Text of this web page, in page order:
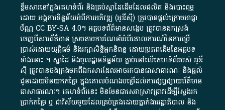
ខ្លឹមសារ​នៅ​ក្នុង​គេហទំព័រ និង​គ្រប់​ស្នា​ដៃ​ដើម​ដែល​ផលិត​ និង​បោះពុម្ព​
ដោយ​ អង្គការ​ទិន្នន័យ​អំពី​ការអភិវឌ្ឍ​​ (អូ​ឌី​ស៊ី)​ ត្រូវ​បាន​ផ្តល់​ក្រោម​អាជ្ញា
ប័ណ្ណ​CC BY-SA 4.0។​ អត្ថបទ​ព័ត៌មាន​សង្ខេប​ ត្រូវ​បាន​ដកស្រង់​
ចេញពី​សារព័ត៌មាន ស្របតាមការ​ណែនាំ​អំពី​គោលការណ៍​នៃ​ការ​ប្រើ
ប្រាស់​ដោយ​យុត្តិធម៌​ និង​រក្សាសិទ្ធិអ្នកនិពន្ធ ដោយ​ប្រភពដើម​នៃ​​អត្ថបទ
ទាំង​នោះ​ ។​ ស្នាដៃ​ និង​មូលដ្ឋាន​ទិន្នន័យ ​ភ្ជាប់​នៅ​លើ​គេហទំព័រ​របស់​ អូ​ឌី​
ស៊ី​ ត្រូវ​បាន​ចងក្រង​មក​ពី​ឯកសារ​ដែល​អាច​រក​បានជា​សាធារណៈ​ និង​ផ្តល់​
ជូន​ដោយ​មិន​យក​កម្រៃ​ ក្នុង​គោលបំណង​បម្រើ​ដល់ការ​ផ្សព្វផ្សាយ​ព័ត៌មាន​
ជា​សាធារណៈ​។​ គេហទំព័រ​នេះ​ មិនមែន​ជា​សេវា​ស្រាវជ្រាវ​ដើម្បី​ស្វែងរក
ប្រាក់​កម្រៃ​ ឬ​ ជា​វិស័យ​មួយ​ដែល​គ្រប់គ្រង​ដោយ​ភ្នាក់ងារ​រដ្ឋាភិបាល​ និង ​